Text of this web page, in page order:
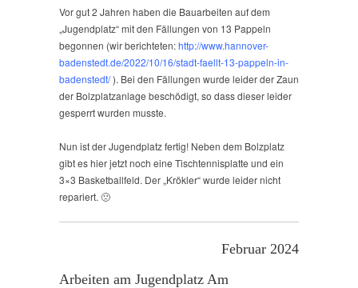
Vor gut 2 Jahren haben die Bauarbeiten auf dem
„Jugendplatz“ mit den Fällungen von 13 Pappeln
begonnen (wir berichteten:http://www.hannover-
badenstedt.de/2022/10/16/stadt-faellt-13-pappeln-in-
badenstedt/). Bei den Fällungen wurde leider der Zaun
der Bolzplatzanlage beschödigt, so dass dieser leider
gesperrt wurden musste.
Nun ist der Jugendplatz fertig! Neben dem Bolzplatz
gibt es hier jetzt noch eine Tischtennisplatte und ein
3×3 Basketballfeld. Der „Krökler“ wurde leider nicht
repariert. 🙁
Februar 2024
Arbeiten am Jugendplatz Am